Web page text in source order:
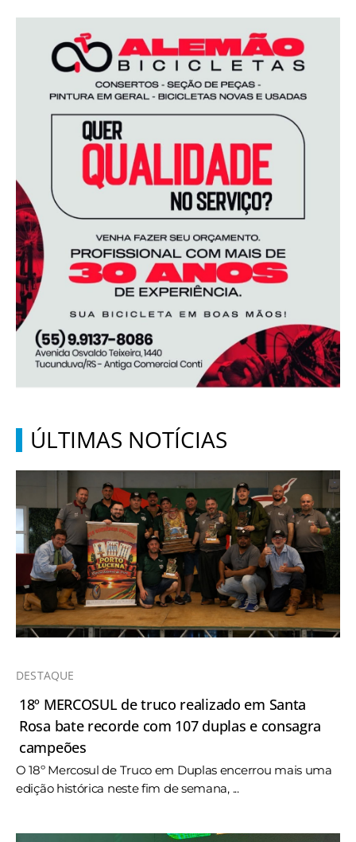
ÚLTIMAS NOTÍCIAS
DESTAQUE
18º MERCOSUL de truco realizado em Santa
Rosa bate recorde com 107 duplas e consagra
campeões
O 18º Mercosul de Truco em Duplas encerrou mais uma
edição histórica neste fim de semana, ...